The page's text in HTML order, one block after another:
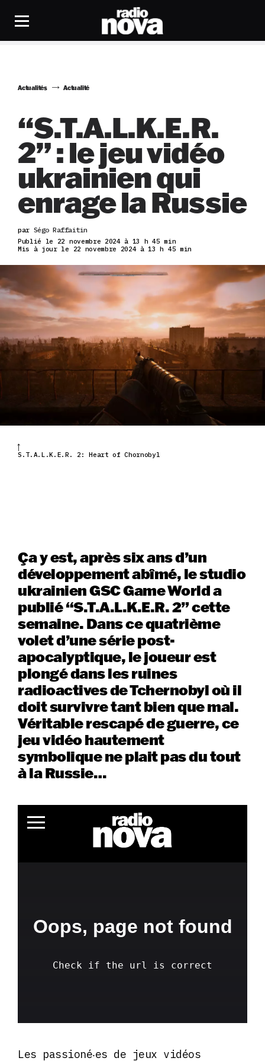
Actualités Actualité
“S.T.A.L.K.E.R.
2” : le jeu vidéo
ukrainien qui
enrage la Russie
par Ségo Raffaitin
Publié le 22 novembre 2024 à 13 h 45 min
Mis à jour le 22 novembre 2024 à 13 h 45 min
S.T.A.L.K.E.R. 2: Heart of Chornobyl
Ça y est, après six ans d’un
développement abîmé, le studio
ukrainien GSC Game World a
publié “S.T.A.L.K.E.R. 2” cette
semaine. Dans ce quatrième
volet d’une série post-
apocalyptique, le joueur est
plongé dans les ruines
radioactives de Tchernobyl où il
doit survivre tant bien que mal.
Véritable rescapé de guerre, ce
jeu vidéo hautement
symbolique ne plait pas du tout
à la Russie…
Les passioné‧es de jeux vidéos